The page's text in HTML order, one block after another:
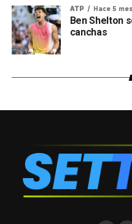
ATP Hace 5
Ben Shelton
canchas